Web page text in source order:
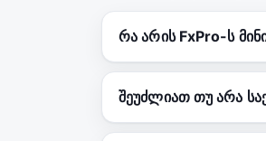
რა არის FxPro-ს
შეუძლიათ თუ არა